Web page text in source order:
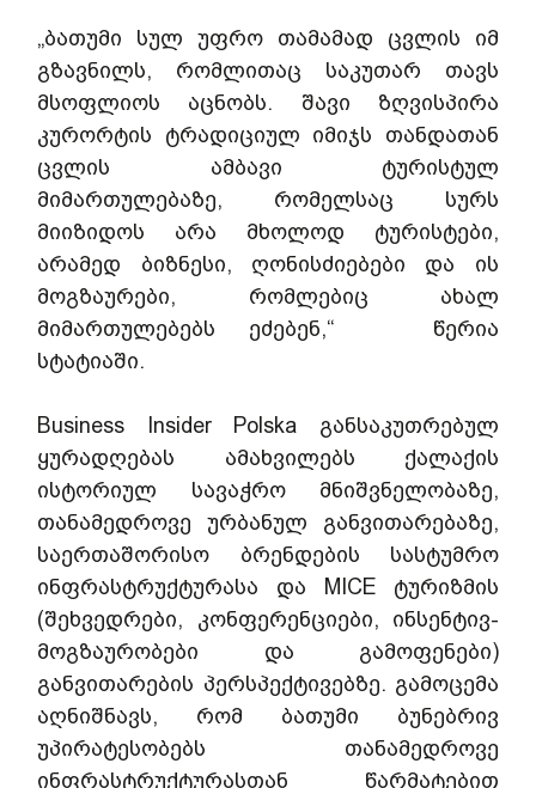
„ბათუმი სულ უფრო თამამად ცვლის იმ
გზავნილს, რომლითაც საკუთარ თავს
მსოფლიოს აცნობს. შავი ზღვისპირა
კურორტის ტრადიციულ იმიჯს თანდათან
ცვლის ამბავი ტურისტულ
მიმართულებაზე, რომელსაც სურს
მიიზიდოს არა მხოლოდ ტურისტები,
არამედ ბიზნესი, ღონისძიებები და ის
მოგზაურები, რომლებიც ახალ
მიმართულებებს ეძებენ,“   წერია
სტატიაში.
Business Insider Polska განსაკუთრებულ
ყურადღებას ამახვილებს ქალაქის
ისტორიულ სავაჭრო მნიშვნელობაზე,
თანამედროვე ურბანულ განვითარებაზე,
საერთაშორისო ბრენდების სასტუმრო
ინფრასტრუქტურასა და MICE ტურიზმის
(შეხვედრები, კონფერენციები, ინსენტივ-
მოგზაურობები და გამოფენები)
განვითარების პერსპექტივებზე. გამოცემა
აღნიშნავს, რომ ბათუმი ბუნებრივ
უპირატესობებს თანამედროვე
ინფრასტრუქტურასთან წარმატებით